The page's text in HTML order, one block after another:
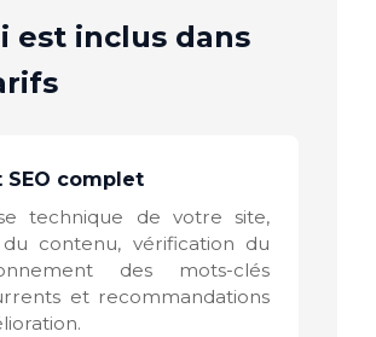
est inclus dans
SEO complet
technique de votre site,
contenu, vérification du
des mots-clés
et recommandations